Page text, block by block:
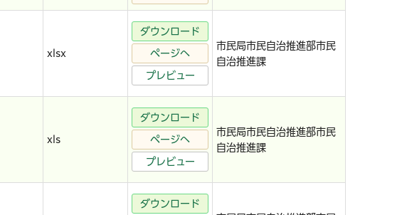
xlsx
ダウンロード
ページへ
プレビュー
市民局市民自治推進部市民
自治推進課
xls
ダウンロード
ページへ
プレビュー
市民局市民自治推進部市民
自治推進課
ダウンロード